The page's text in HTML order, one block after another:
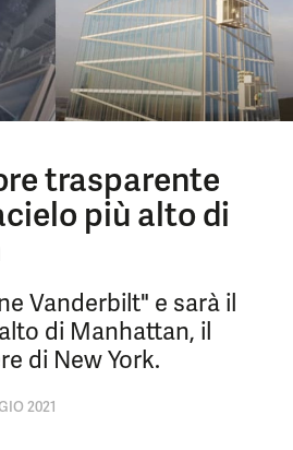
trasparente
più alto di
Vanderbilt" e sarà il
di Manhattan, il
di New York.
2021